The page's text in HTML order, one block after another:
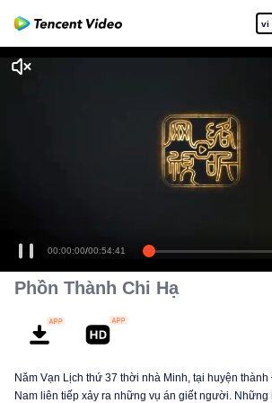
vi
Phồn Thành Chi Hạ
Năm Vạn Lịch thứ 37 thời nhà Minh, tại huyện
Nam liên tiếp xảy ra những vụ án giết người. Những